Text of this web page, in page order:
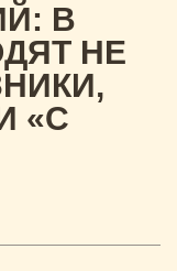
В
НЕ
«С